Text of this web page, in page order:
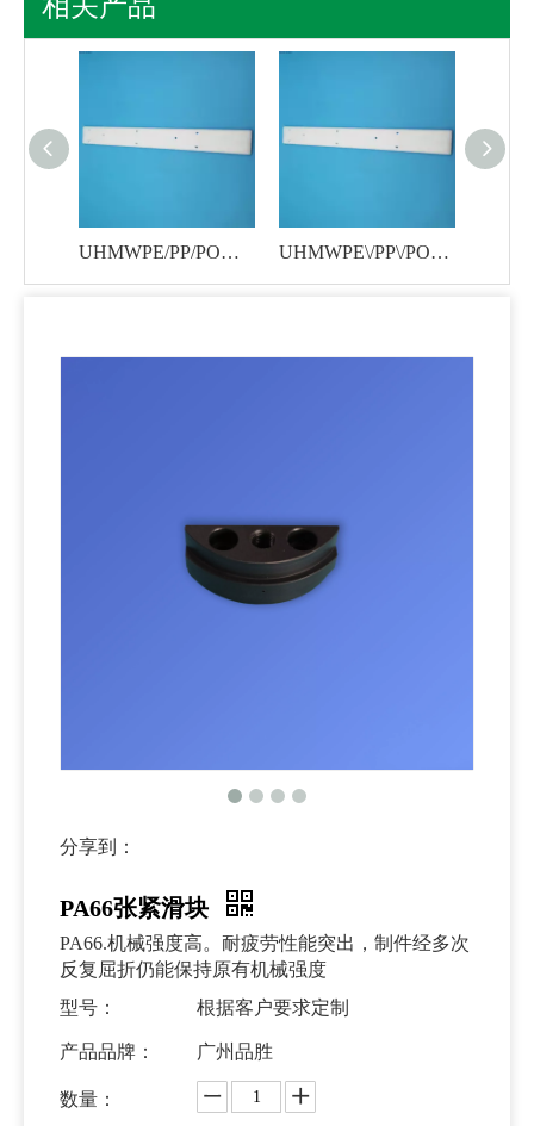
UHMWPE/PP/POM/尼龙/聚四氟乙烯精密机加工塑料配件 UHMWPE\/PP\/POM\/尼龙\/PTEF\/PE机加工精密工程塑料件
分享到：
PA66张紧滑块
PA66.机械强度高。耐疲劳性能突出，制件经多次
反复屈折仍能保持原有机械强度
型号：
根据客户要求定制
产品品牌： 广州品胜
数量：